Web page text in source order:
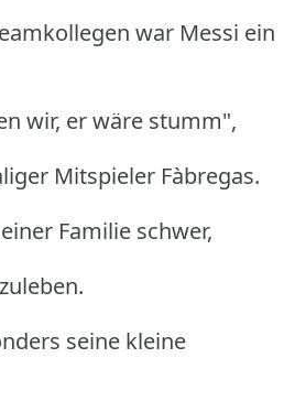
war Messi ein
wir, er wäre stumm",
Mitspieler Fàbregas.
Familie schwer,
seine kleine